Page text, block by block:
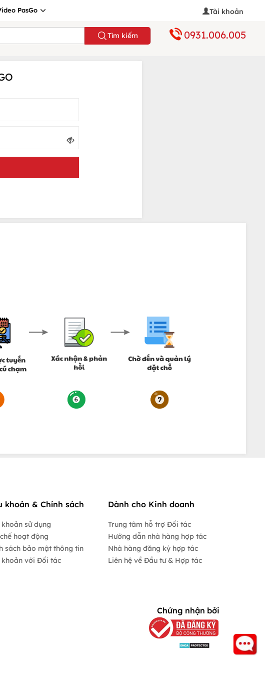
PasGo Tài khoản
Tìm kiếm 0931.006.005
khoản & Chính sách
sử dụng
hoạt động
sách bảo mật thông tin
với Đối tác
Dành cho Kinh doanh
Trung tâm hỗ trợ Đối tác
Hướng dẫn nhà hàng hợp tác
Nhà hàng đăng ký hợp tác
Liên hệ về Đầu tư & Hợp tác
Chứng nhận bởi